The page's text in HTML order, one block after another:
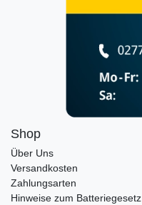
Shop
Über Uns
Versandkosten
Zahlungsarten
Hinweise zum Batteriegesetz